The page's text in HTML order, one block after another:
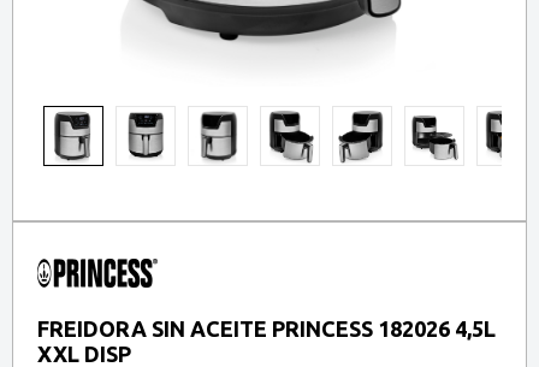
FREIDORA SIN ACEITE PRINCESS 182026 4,5L
XXL DISP